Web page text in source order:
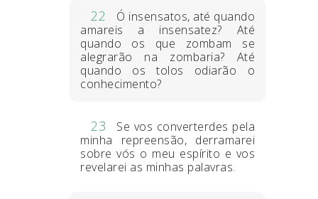
22
Ó insensatos, até quando
amareis a insensatez? Até
quando os que zombam se
alegrarão na zombaria? Até
quando os tolos odiarão o
conhecimento?
23
Se vos converterdes pela
minha repreensão, derramarei
sobre vós o meu espírito e vos
revelarei as minhas palavras.